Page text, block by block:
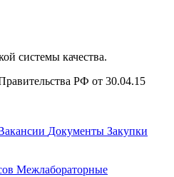
системы качества.
РФ от 30.04.15
Документы Закупки
Межлабораторные